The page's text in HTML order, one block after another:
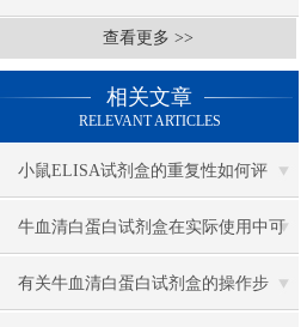
查看更多 >>
相关文章
RELEVANT ARTICLES
小鼠ELISA试剂盒的重复性如何评
估？
牛血清白蛋白试剂盒在实际使用中可
分为多种类型测定
有关牛血清白蛋白试剂盒的操作步